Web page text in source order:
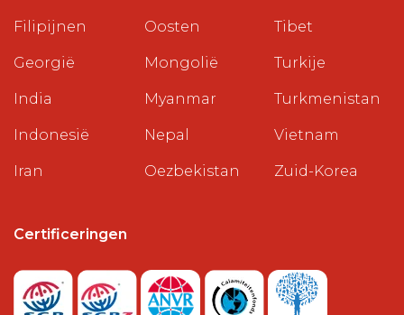
Filipijnen
Georgië
India
Indonesië
Iran
Oosten
Mongolië
Myanmar
Nepal
Oezbekistan
Tibet
Turkije
Turkmenistan
Vietnam
Zuid-Korea
Certificeringen